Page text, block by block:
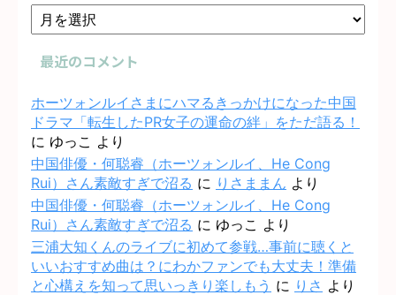
最近のコメント
ホーツォンルイさまにハマるきっかけになった中国
ドラマ「転生したPR女子の運命の絆」をただ語る！
に ゆっこ より
中国俳優・何聪睿（ホーツォンルイ、He Cong
Rui）さん素敵すぎで沼る に りさままん より
中国俳優・何聪睿（ホーツォンルイ、He Cong
Rui）さん素敵すぎで沼る に ゆっこ より
三浦大知くんのライブに初めて参戦…事前に聴くと
いいおすすめ曲は？にわかファンでも大丈夫！準備
と心構えを知って思いっきり楽しもう に りさ より